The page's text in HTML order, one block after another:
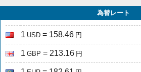
為替レート
1 USD = 158.46 円
1 GBP = 213.16 円